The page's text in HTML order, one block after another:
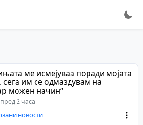
ме исмејуваа поради мојата
сега им се одмаздувам на
можен начин“
пред 2 часа
новости